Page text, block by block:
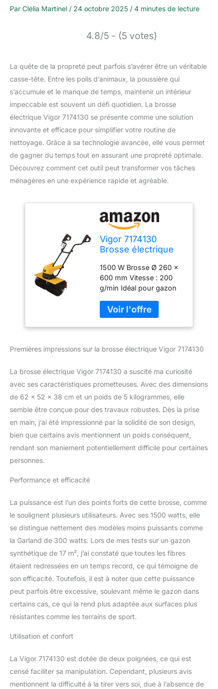
Par Clélia Martinel / 24 octobre 2025 / 4 minutes de lecture
4.8/5 - (5 votes)
La quête de la propreté peut parfois s’avérer être un véritable
casse-tête. Entre les poils d’animaux, la poussière qui
s’accumule et le manque de temps, maintenir un intérieur
impeccable est souvent un défi quotidien. La brosse
électrique Vigor 7174130 se présente comme une solution
innovante et efficace pour simplifier votre routine de
nettoyage. Grâce à sa technologie avancée, elle vous permet
de gagner du temps tout en assurant une propreté optimale.
Découvrez comment cet outil peut transformer vos tâches
ménagères en une expérience rapide et agréable.
Vigor 7174130
Brosse électrique
1500 W Brosse Ø 260 x
600 mm Vitesse : 200
g/min Idéal pour gazon
carrelage, bois
Premières impressions sur la brosse électrique Vigor 7174130
La brosse électrique Vigor 7174130 a suscité ma curiosité
avec ses caractéristiques prometteuses. Avec des dimensions
de 62 x 52 x 38 cm et un poids de 5 kilogrammes, elle
semble être conçue pour des travaux robustes. Dès la prise
en main, j’ai été impressionné par la solidité de son design,
bien que certains avis mentionnent un poids conséquent,
rendant son maniement potentiellement difficile pour certaines
personnes.
Performance et efficacité
La puissance est l’un des points forts de cette brosse, comme
le soulignent plusieurs utilisateurs. Avec ses 1500 watts, elle
se distingue nettement des modèles moins puissants comme
la Garland de 300 watts. Lors de mes tests sur un gazon
synthétique de 17 m², j’ai constaté que toutes les fibres
étaient redressées en un temps record, ce qui témoigne de
son efficacité. Toutefois, il est à noter que cette puissance
peut parfois être excessive, soulevant même le gazon dans
certains cas, ce qui la rend plus adaptée aux surfaces plus
résistantes comme les terrains de sport.
Utilisation et confort
La Vigor 7174130 est dotée de deux poignées, ce qui est
censé faciliter sa manipulation. Cependant, plusieurs avis
mentionnent la difficulté à la tirer vers soi, due à l’absence de